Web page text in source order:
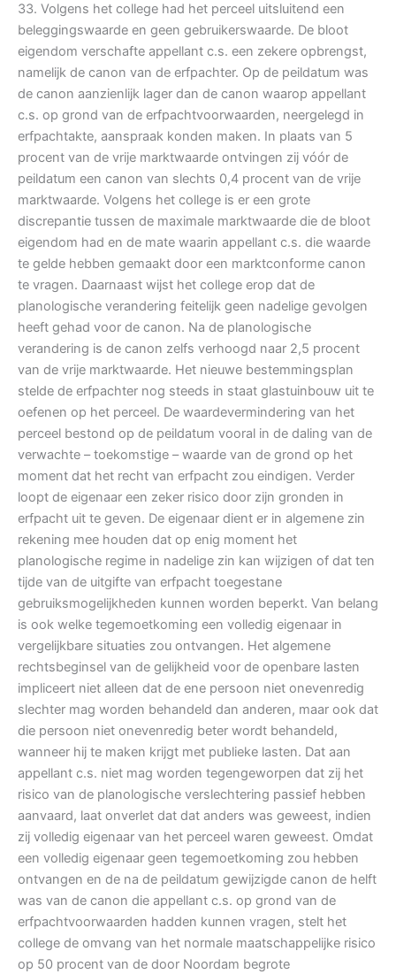
33. Volgens het college had het perceel uitsluitend een
beleggingswaarde en geen gebruikerswaarde. De bloot
eigendom verschafte appellant c.s. een zekere opbrengst,
namelijk de canon van de erfpachter. Op de peildatum was
de canon aanzienlijk lager dan de canon waarop appellant
c.s. op grond van de erfpachtvoorwaarden, neergelegd in
erfpachtakte, aanspraak konden maken. In plaats van 5
procent van de vrije marktwaarde ontvingen zij vóór de
peildatum een canon van slechts 0,4 procent van de vrije
marktwaarde. Volgens het college is er een grote
discrepantie tussen de maximale marktwaarde die de bloot
eigendom had en de mate waarin appellant c.s. die waarde
te gelde hebben gemaakt door een marktconforme canon
te vragen. Daarnaast wijst het college erop dat de
planologische verandering feitelijk geen nadelige gevolgen
heeft gehad voor de canon. Na de planologische
verandering is de canon zelfs verhoogd naar 2,5 procent
van de vrije marktwaarde. Het nieuwe bestemmingsplan
stelde de erfpachter nog steeds in staat glastuinbouw uit te
oefenen op het perceel. De waardevermindering van het
perceel bestond op de peildatum vooral in de daling van de
verwachte – toekomstige – waarde van de grond op het
moment dat het recht van erfpacht zou eindigen. Verder
loopt de eigenaar een zeker risico door zijn gronden in
erfpacht uit te geven. De eigenaar dient er in algemene zin
rekening mee houden dat op enig moment het
planologische regime in nadelige zin kan wijzigen of dat ten
tijde van de uitgifte van erfpacht toegestane
gebruiksmogelijkheden kunnen worden beperkt. Van belang
is ook welke tegemoetkoming een volledig eigenaar in
vergelijkbare situaties zou ontvangen. Het algemene
rechtsbeginsel van de gelijkheid voor de openbare lasten
impliceert niet alleen dat de ene persoon niet onevenredig
slechter mag worden behandeld dan anderen, maar ook dat
die persoon niet onevenredig beter wordt behandeld,
wanneer hij te maken krijgt met publieke lasten. Dat aan
appellant c.s. niet mag worden tegengeworpen dat zij het
risico van de planologische verslechtering passief hebben
aanvaard, laat onverlet dat dat anders was geweest, indien
zij volledig eigenaar van het perceel waren geweest. Omdat
een volledig eigenaar geen tegemoetkoming zou hebben
ontvangen en de na de peildatum gewijzigde canon de helft
was van de canon die appellant c.s. op grond van de
erfpachtvoorwaarden hadden kunnen vragen, stelt het
college de omvang van het normale maatschappelijke risico
op 50 procent van de door Noordam begrote